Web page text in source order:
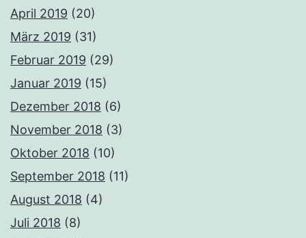
April 2019 (20)
März 2019 (31)
Februar 2019 (29)
Januar 2019 (15)
Dezember 2018 (6)
November 2018 (3)
Oktober 2018 (10)
September 2018 (11)
August 2018 (4)
Juli 2018 (8)